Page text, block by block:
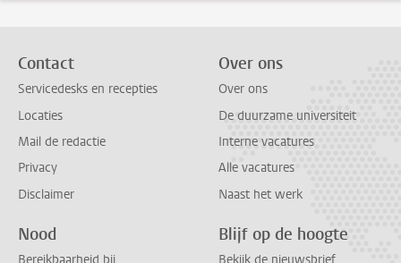
Contact
Servicedesks en recepties
Locaties
Mail de redactie
Privacy
Disclaimer
Over ons
Over ons
De duurzame universiteit
Interne vacatures
Alle vacatures
Naast het werk
Nood Blijf op de hoogte